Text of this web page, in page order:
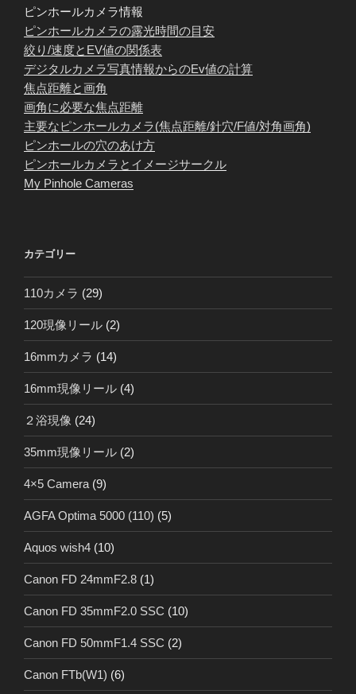
ピンホールカメラ情報
ピンホールカメラの露光時間の目安
絞り/速度とEV値の関係表
デジタルカメラ写真情報からのEv値の計算
焦点距離と画角
画角に必要な焦点距離
主要なピンホールカメラ(焦点距離/針穴/F値/対角画角)
ピンホールの穴のあけ方
ピンホールカメラとイメージサークル
My Pinhole Cameras
カテゴリー
110カメラ (29)
120現像リール (2)
16mmカメラ (14)
16mm現像リール (4)
２浴現像 (24)
35mm現像リール (2)
4×5 Camera (9)
AGFA Optima 5000 (110) (5)
Aquos wish4 (10)
Canon FD 24mmF2.8 (1)
Canon FD 35mmF2.0 SSC (10)
Canon FD 50mmF1.4 SSC (2)
Canon FTb(W1) (6)